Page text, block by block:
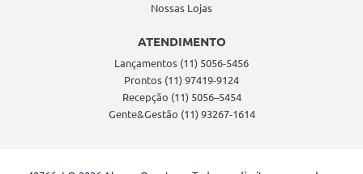
Nossas Lojas
ATENDIMENTO
Lançamentos (11) 5056-5456
Prontos (11) 97419-9124
Recepção (11) 5056–5454
Gente&Gestão (11) 93267-1614